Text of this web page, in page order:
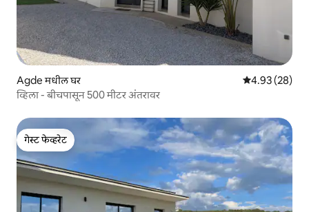
Agde मधील घर 5 पैकी 4.93
4.93 (28)
व्हिला - बीचपासून 500 मीटर अंतरावर
गेस्ट फेव्हरेट
गेस्ट फेव्हरेट